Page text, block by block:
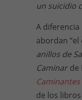
un suicidio
A
abordan “el
anillos de
Caminar de
Caminantes
de los